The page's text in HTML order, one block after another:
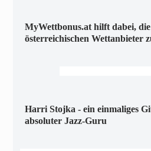
MyWettbonus.at hilft dabei, die
österreichischen Wettanbieter
Harri Stojka - ein einmaliges
absoluter Jazz-Guru